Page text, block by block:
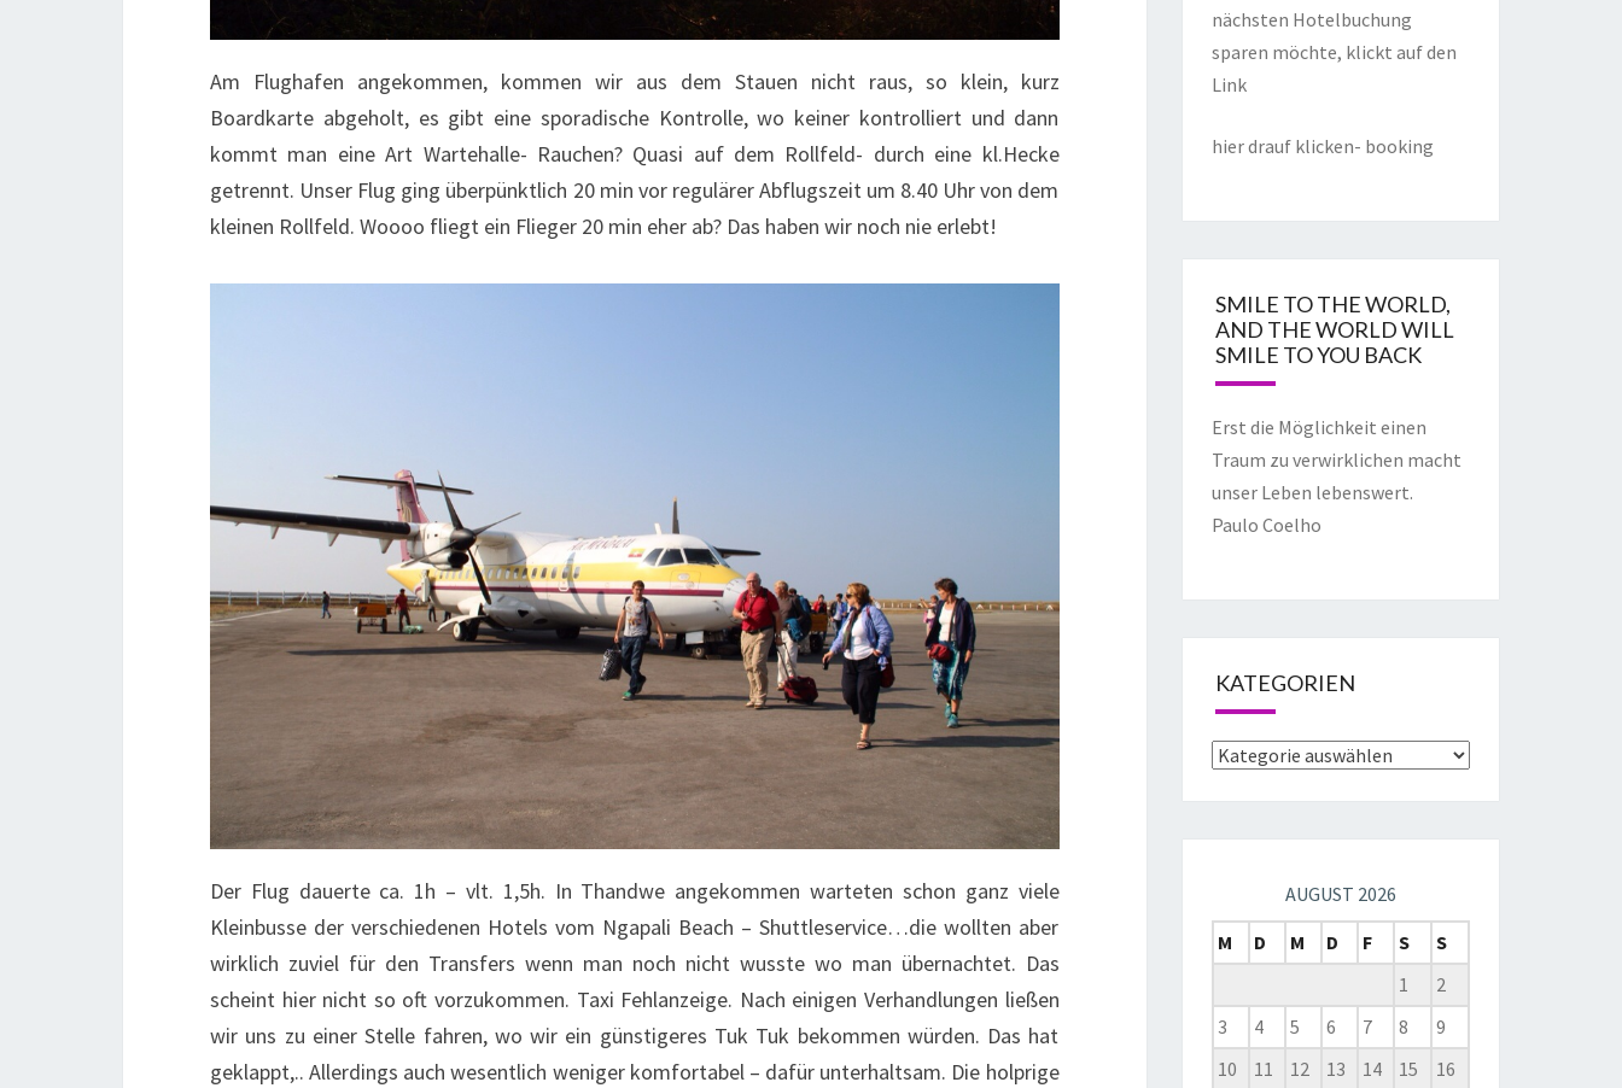
Am Flughafen angekommen, kommen wir aus dem Stauen nicht raus, so klein, kurz
Boardkarte abgeholt, es gibt eine sporadische Kontrolle, wo keiner kontrolliert und dann
kommt man eine Art Wartehalle- Rauchen? Quasi auf dem Rollfeld- durch eine kl.Hecke
getrennt. Unser Flug ging überpünktlich 20 min vor regulärer Abflugszeit um 8.40 Uhr von dem
kleinen Rollfeld. Woooo fliegt ein Flieger 20 min eher ab? Das haben wir noch nie erlebt!
Der Flug dauerte ca. 1h – vlt. 1,5h. In Thandwe angekommen warteten schon ganz viele
Kleinbusse der verschiedenen Hotels vom Ngapali Beach – Shuttleservice…die wollten aber
wirklich zuviel für den Transfers wenn man noch nicht wusste wo man übernachtet. Das
scheint hier nicht so oft vorzukommen. Taxi Fehlanzeige. Nach einigen Verhandlungen ließen
wir uns zu einer Stelle fahren, wo wir ein günstigeres Tuk Tuk bekommen würden. Das hat
geklappt,.. Allerdings auch wesentlich weniger komfortabel – dafür unterhaltsam. Die holprige
nächsten Hotelbuchung
sparen möchte, klickt auf den
Link
hier drauf klicken- booking
SMILE TO THE WORLD,
AND THE WORLD WILL
SMILE TO YOU BACK
Erst die Möglichkeit einen
Traum zu verwirklichen macht
unser Leben lebenswert.
Paulo Coelho
KATEGORIEN
AUGUST 2026
M
D M D F S
S
1
2
3
4 5 6 7 8
9
10
11 12 13 14 15
16